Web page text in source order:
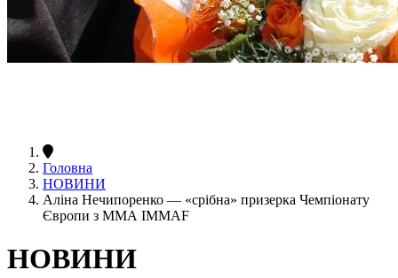
Головна
НОВИНИ
Аліна Нечипоренко — «срібна» призерка Чемпіонату
Європи з ММА IMMAF
НОВИНИ